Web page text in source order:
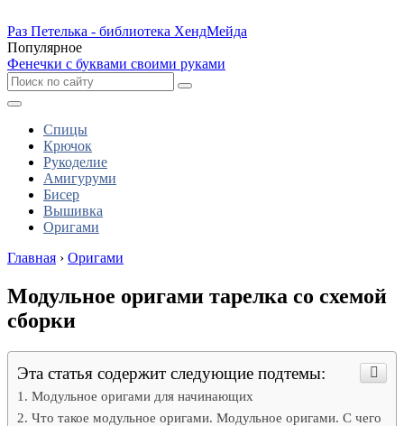
Раз Петелька - библиотека ХендМейда
Популярное
Фенечки с буквами своими руками
Спицы
Крючок
Рукоделие
Амигуруми
Бисер
Вышивка
Оригами
Главная › Оригами
Модульное оригами тарелка со схемой
сборки
Эта статья содержит следующие подтемы:
Модульное оригами для начинающих
Что такое модульное оригами. Модульное оригами. С чего